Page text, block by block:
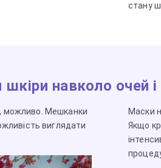
стану
навколо очей
можливо. Мешканки
виглядати
Маски
Якщо